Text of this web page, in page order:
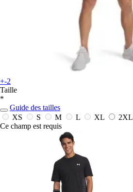
+-2
Taille
*
Guide des tailles
XS
S M L XL 2XL
Ce champ est requis